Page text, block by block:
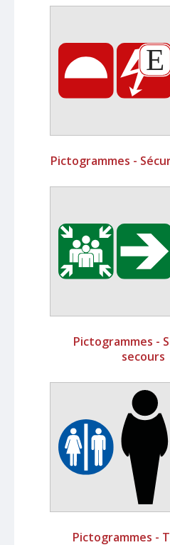
Pictogrammes -
Pictogrammes -
secours
Pictogrammes -